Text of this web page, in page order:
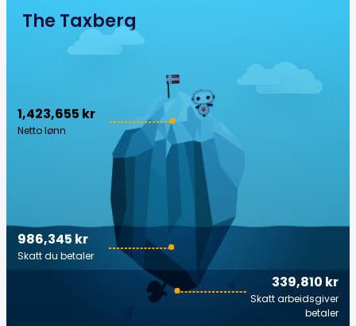
The Taxberg
1,423,655 kr
Netto lønn
339,810 kr
Skatt arbeidsgiver
betaler
986,345 kr
Skatt du betaler